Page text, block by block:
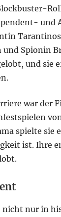
und
und Spionin
und sie
war der
spielte sie
ist. Ihre
nicht nur in